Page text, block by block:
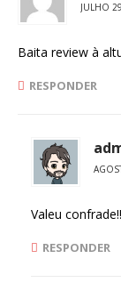
JULHO
Baita review à
RESPONDER
Valeu
RESPONDER